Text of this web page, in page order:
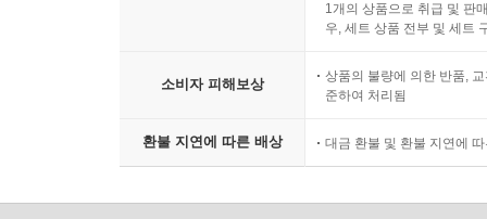
1개의 상품으로 취급 및 판
우, 세트 상품 전부 및 세트
소비자 피해보상
상품의 불량에 의한 반품,
준하여 처리됨
환불 지연에 따른 배상 대금 환불 및 환불 지연에